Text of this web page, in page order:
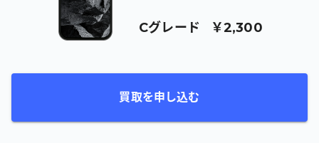
Cグレード ￥2,300
買取を申し込む